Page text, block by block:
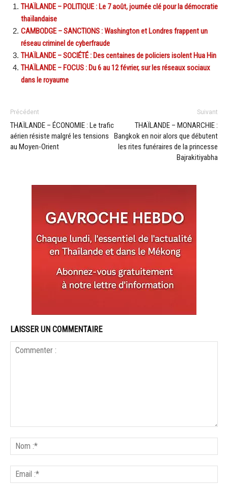
THAÏLANDE – POLITIQUE : Le 7 août, journée clé pour la démocratie
thaïlandaise
CAMBODGE – SANCTIONS : Washington et Londres frappent un
réseau criminel de cyberfraude
THAÏLANDE – SOCIÉTÉ : Des centaines de policiers isolent Hua Hin
THAÏLANDE – FOCUS : Du 6 au 12 février, sur les réseaux sociaux
dans le royaume
Précédent
THAÏLANDE – ÉCONOMIE : Le trafic
aérien résiste malgré les tensions
au Moyen-Orient
Suivant
THAÏLANDE – MONARCHIE :
Bangkok en noir alors que débutent
les rites funéraires de la princesse
Bajrakitiyabha
LAISSER UN COMMENTAIRE